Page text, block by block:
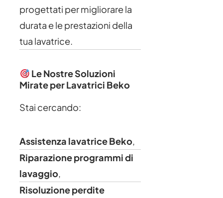
progettati per migliorare la
durata e le prestazioni della
tua lavatrice.
Le Nostre Soluzioni
Mirate per Lavatrici Beko
Stai cercando:
Assistenza lavatrice Beko,
Riparazione programmi di
lavaggio,
Risoluzione perdite